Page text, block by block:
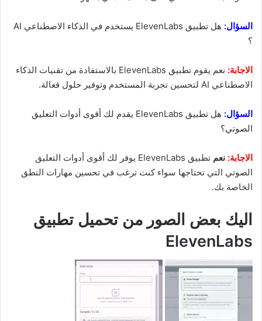
السؤال:
هل تطبيق ElevenLabs يستخدم في الذكاء الاصطناعي AI
؟
الاجابة:
نعم يقوم تطبيق ElevenLabs بالاستفادة من تقنيات الذكاء
الاصطناعي AI لتحسين تجربة المستخدم وتوفير حلول فعالة.
السؤال:
هل تطبيق ElevenLabs يقدم لك أقوى أدوات التعليق
الصوتي؟
الاجابة: نعم
تطبيق ElevenLabs يوفر لك أقوى أدوات التعليق
الصوتي التي تحتاجها سواء كنت ترغب في تحسين مهارات النطق
الخاصة بك.
اليك بعض الصور من تحميل تطبيق
ElevenLabs